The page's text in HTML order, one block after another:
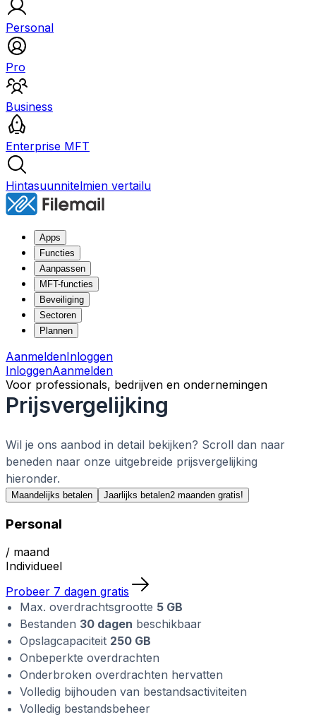
Personal
Pro
Business
Enterprise MFT
Hintasuunnitelmien vertailu
Apps
Functies
Aanpassen
MFT-functies
Beveiliging
Sectoren
Plannen
AanmeldenInloggen
InloggenAanmelden
Voor professionals, bedrijven en ondernemingen
Prijsvergelijking
Wil je ons aanbod in detail bekijken? Scroll dan naar
beneden naar onze uitgebreide prijsvergelijking
hieronder.
Maandelijks betalen Jaarlijks betalen2 maanden gratis!
Personal
/ maand
Individueel
Probeer 7 dagen gratis
Max. overdrachtsgrootte 5 GB
Bestanden 30 dagen beschikbaar
Opslagcapaciteit 250 GB
Onbeperkte overdrachten
Onderbroken overdrachten hervatten
Volledig bijhouden van bestandsactiviteiten
Volledig bestandsbeheer